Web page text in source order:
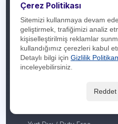
Sigorta / Emeklilik
Spor Giyim
Spor Merkezi
Tasarım
Turizm / Seyahat
Çerez Politikası
Sitemizi kullanmaya devam
geliştirmek, trafiğimizi analiz
kişiselleştirilmiş reklamlar
kullandığımız çerezleri kabul
Detaylı bilgi için Gizlilik
inceleyebilirsiniz.
Reddet